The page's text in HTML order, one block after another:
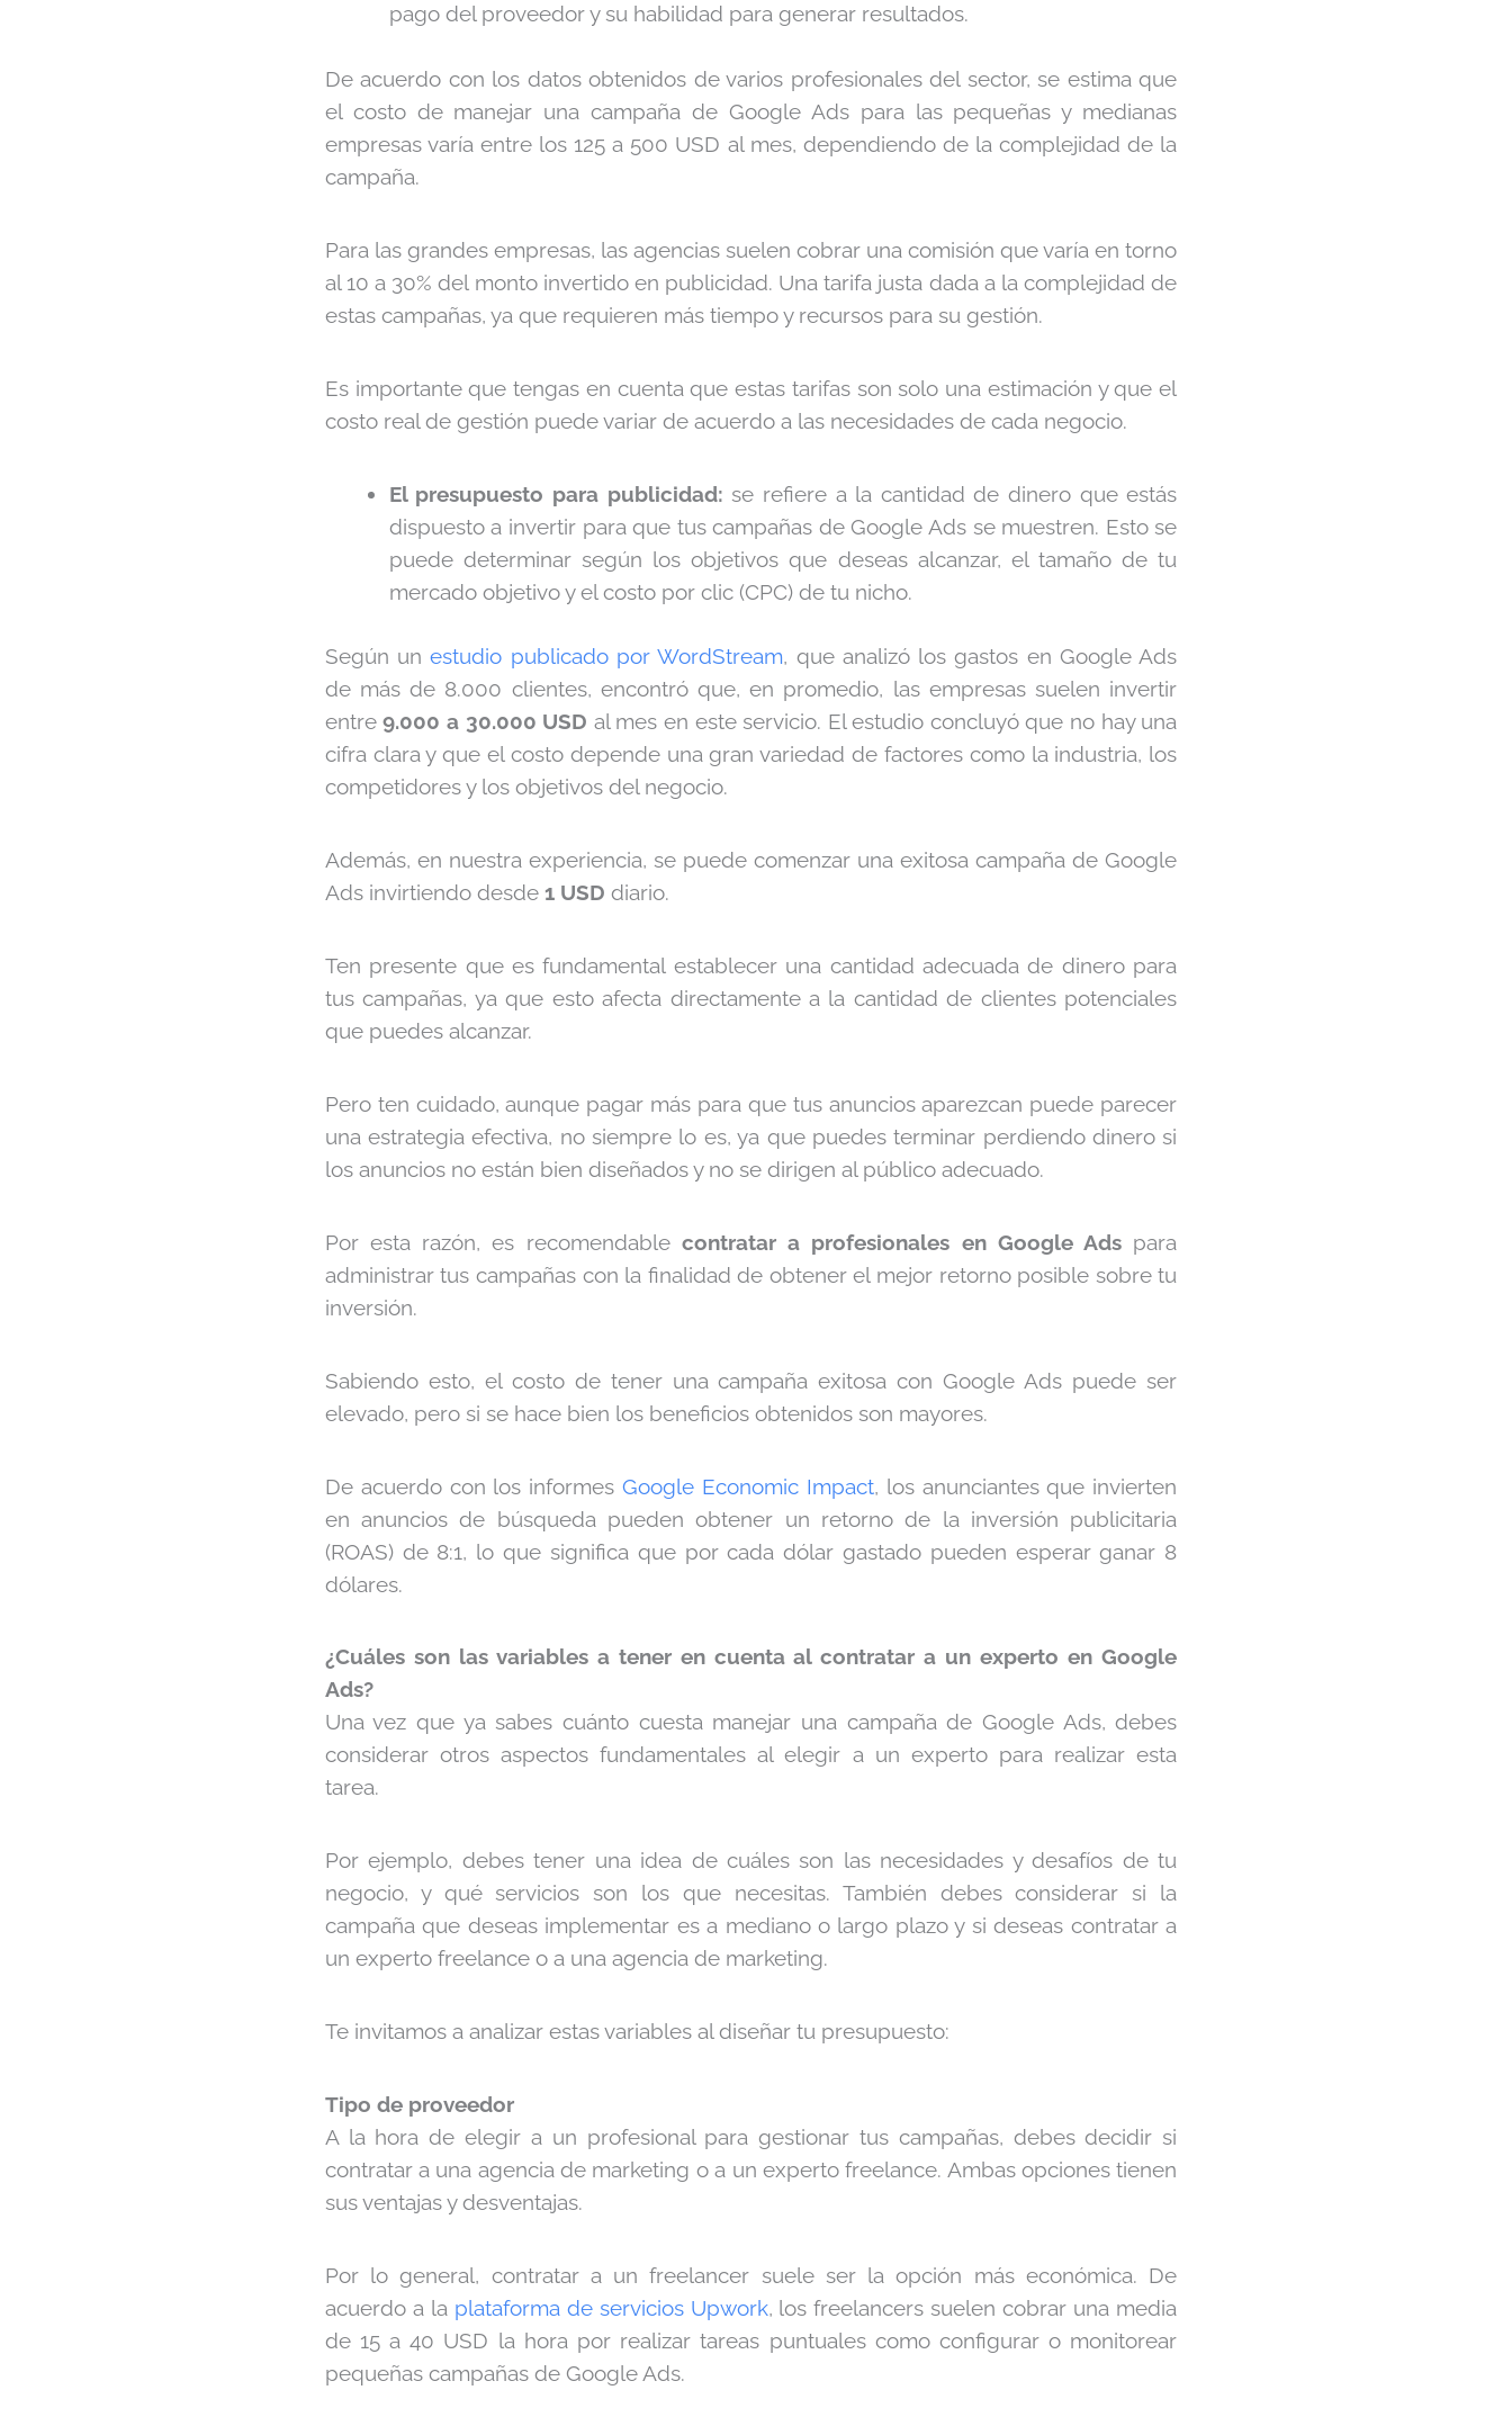
pago del proveedor y su habilidad para generar resultados.
De acuerdo con los datos obtenidos de varios profesionales del sector, se estima que
el costo de manejar una campaña de Google Ads para las pequeñas y medianas
empresas varía entre los 125 a 500 USD al mes, dependiendo de la complejidad de la
campaña.
Para las grandes empresas, las agencias suelen cobrar una comisión que varía en torno
al 10 a 30% del monto invertido en publicidad. Una tarifa justa dada a la complejidad de
estas campañas, ya que requieren más tiempo y recursos para su gestión.
Es importante que tengas en cuenta que estas tarifas son solo una estimación y que el
costo real de gestión puede variar de acuerdo a las necesidades de cada negocio.
El presupuesto para publicidad: se refiere a la cantidad de dinero que estás
dispuesto a invertir para que tus campañas de Google Ads se muestren. Esto se
puede determinar según los objetivos que deseas alcanzar, el tamaño de tu
mercado objetivo y el costo por clic (CPC) de tu nicho.
Según unestudio publicado por WordStream, que analizó los gastos en Google Ads
de más de 8.000 clientes, encontró que, en promedio, las empresas suelen invertir
entre9.000 a 30.000 USD al mes en este servicio. El estudio concluyó que no hay una
cifra clara y que el costo depende una gran variedad de factores como la industria, los
competidores y los objetivos del negocio.
Además, en nuestra experiencia, se puede comenzar una exitosa campaña de Google
Ads invirtiendo desde 1 USD diario.
Ten presente que es fundamental establecer una cantidad adecuada de dinero para
tus campañas, ya que esto afecta directamente a la cantidad de clientes potenciales
que puedes alcanzar.
Pero ten cuidado, aunque pagar más para que tus anuncios aparezcan puede parecer
una estrategia efectiva, no siempre lo es, ya que puedes terminar perdiendo dinero si
los anuncios no están bien diseñados y no se dirigen al público adecuado.
Por esta razón, es recomendable contratar a profesionales en Google Ads para
administrar tus campañas con la finalidad de obtener el mejor retorno posible sobre tu
inversión.
Sabiendo esto, el costo de tener una campaña exitosa con Google Ads puede ser
elevado, pero si se hace bien los beneficios obtenidos son mayores.
De acuerdo con los informesGoogle Economic Impact, los anunciantes que invierten
en anuncios de búsqueda pueden obtener un retorno de la inversión publicitaria
(ROAS) de 8:1, lo que significa que por cada dólar gastado pueden esperar ganar 8
dólares.
¿Cuáles son las variables a tener en cuenta al contratar a un experto en Google
Ads?
Una vez que ya sabes cuánto cuesta manejar una campaña de Google Ads, debes
considerar otros aspectos fundamentales al elegir a un experto para realizar esta
tarea.
Por ejemplo, debes tener una idea de cuáles son las necesidades y desafíos de tu
negocio, y qué servicios son los que necesitas. También debes considerar si la
campaña que deseas implementar es a mediano o largo plazo y si deseas contratar a
un experto freelance o a una agencia de marketing.
Te invitamos a analizar estas variables al diseñar tu presupuesto:
Tipo de proveedor
A la hora de elegir a un profesional para gestionar tus campañas, debes decidir si
contratar a una agencia de marketing o a un experto freelance. Ambas opciones tienen
sus ventajas y desventajas.
Por lo general, contratar a un freelancer suele ser la opción más económica. De
acuerdo a la plataforma de servicios Upwork, los freelancers suelen cobrar una media
de 15 a 40 USD la hora por realizar tareas puntuales como configurar o monitorear
pequeñas campañas de Google Ads.